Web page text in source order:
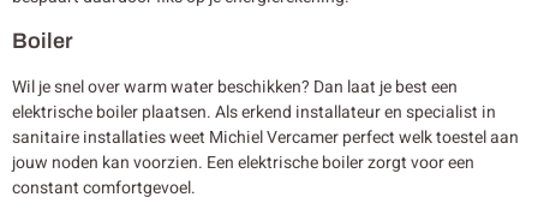
Boiler
Wil je snel over warm water beschikken? Dan laat je best een
elektrische boiler plaatsen. Als erkend installateur en specialist in
sanitaire installaties weet Michiel Vercamer perfect welk toestel aan
jouw noden kan voorzien. Een elektrische boiler zorgt voor een
constant comfortgevoel.